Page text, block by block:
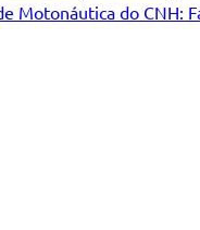
Motonáutica do CNH: